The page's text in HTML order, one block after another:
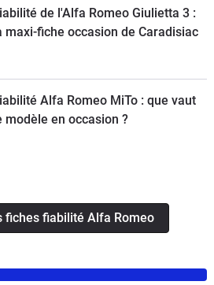
de l'Alfa Romeo Giulietta 3 :
maxi-fiche occasion de Caradisiac
Alfa Romeo MiTo : que vaut
modèle en occasion ?
fiches fiabilité Alfa Romeo